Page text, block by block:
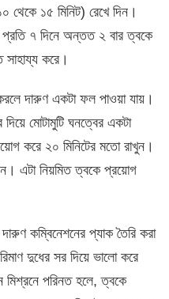
১৫ মিনিট) রেখে দিন।
প্রতি ৭ দিনে অন্তত ২ বার ত্বকে
করে।
দারুণ একটা ফল পাওয়া যায়।
মোটামুটি ঘনত্বের একটা
করে ২০ মিনিটের মতো রাখুন।
এটা নিয়মিত ত্বকে প্রয়োগ
কম্বিনেশনের প্যাক তৈরি করা
দুধের সর দিয়ে ভালো করে
মিশ্রনে পরিনত হলে, ত্বকে